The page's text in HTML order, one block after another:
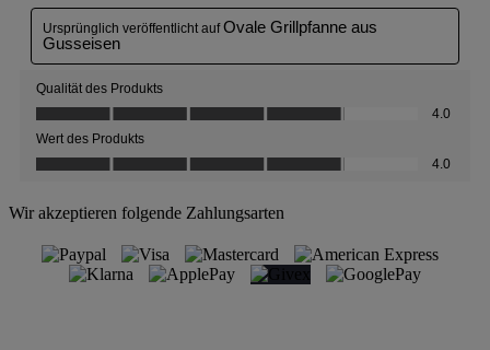
Wir akzeptieren folgende Zahlungsarten